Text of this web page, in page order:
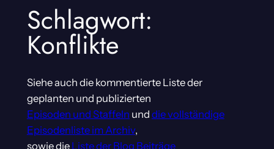
Schlagwort:
Konflikte
Siehe auch die kommentierte Liste der
geplanten und publizierten
Episoden und Staffeln und die vollständige
Episodenliste im Archiv,
sowie die Liste der Blog Beiträge